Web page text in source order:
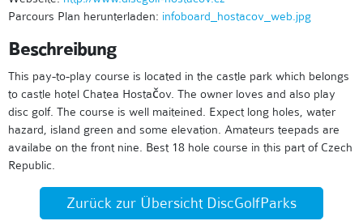
Parcours Plan herunterladen: infoboard_hostacov_web.jpg
Beschreibung
This pay-to-play course is located in the castle park which belongs
to castle hotel Chatea Hostačov. The owner loves and also play
disc golf. The course is well maiteined. Expect long holes, water
hazard, island green and some elevation. Amateurs teepads are
availabe on the front nine. Best 18 hole course in this part of Czech
Republic.
Zurück zur Übersicht DiscGolfParks